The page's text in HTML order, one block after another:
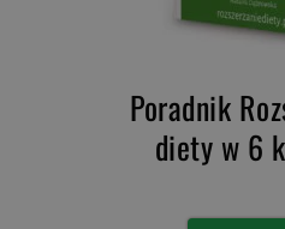
Poradnik
diety w 6